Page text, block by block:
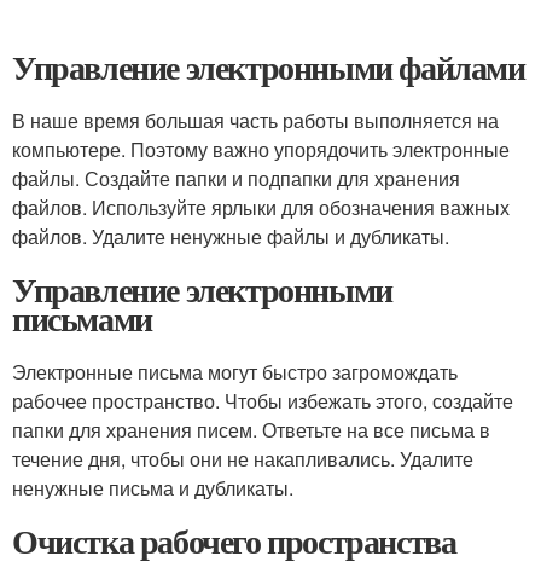
Управление электронными файлами
В наше время большая часть работы выполняется на
компьютере. Поэтому важно упорядочить электронные
файлы. Создайте папки и подпапки для хранения
файлов. Используйте ярлыки для обозначения важных
файлов. Удалите ненужные файлы и дубликаты.
Управление электронными
письмами
Электронные письма могут быстро загромождать
рабочее пространство. Чтобы избежать этого, создайте
папки для хранения писем. Ответьте на все письма в
течение дня, чтобы они не накапливались. Удалите
ненужные письма и дубликаты.
Очистка рабочего пространства